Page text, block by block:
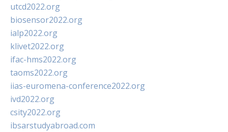
utcd2022.org
biosensor2022.org
ialp2022.org
klivet2022.org
ifac-hms2022.org
taoms2022.org
iias-euromena-conference2022.org
ivd2022.org
csity2022.org
ibsarstudyabroad.com